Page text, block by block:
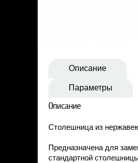
Описание
Параметры
Описание
Столешница из
Предназначена для
стандартной